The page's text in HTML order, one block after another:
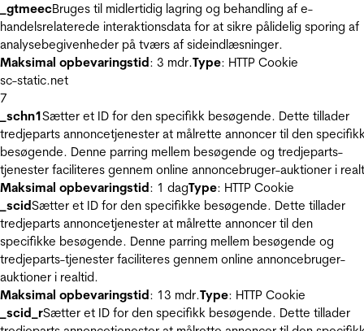
_gtmeecBruges til midlertidig lagring og behandling af e-
handelsrelaterede interaktionsdata for at sikre pålidelig sporing af
analysebegivenheder på tværs af sideindlæsninger.
Maksimal opbevaringstid: 3 mdr.Type: HTTP Cookie
sc-static.net
7
_schn1Sætter et ID for den specifikk besøgende. Dette tillader
tredjeparts annoncetjenester at målrette annoncer til den
besøgende. Denne parring mellem besøgende og tredjeparts-
tjenester faciliteres gennem online annoncebruger-auktioner i
Maksimal opbevaringstid: 1 dagType: HTTP Cookie
_scidSætter et ID for den specifikke besøgende. Dette tillader
tredjeparts annoncetjenester at målrette annoncer til den
specifikke besøgende. Denne parring mellem besøgende og
tredjeparts-tjenester faciliteres gennem online annoncebruger-
auktioner i realtid.
Maksimal opbevaringstid: 13 mdr.Type: HTTP Cookie
_scid_rSætter et ID for den specifikk besøgende. Dette tillader